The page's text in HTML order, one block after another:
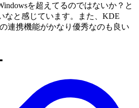
を超えてるのではないか？と
なと感じています。また、KDE
連携機能がかなり優秀なのも良い